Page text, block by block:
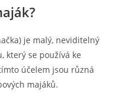
je malý, neviditelný
který se používá ke
účelem jsou různá
majáků.